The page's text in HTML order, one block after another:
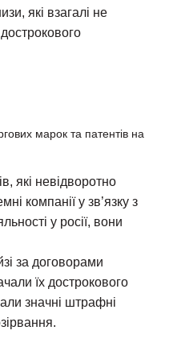
які взагалі не
марок та патентів на
які невідворотно
компанії у зв’язку з
у росії, вони
за договорами
їх дострокового
значні штрафні